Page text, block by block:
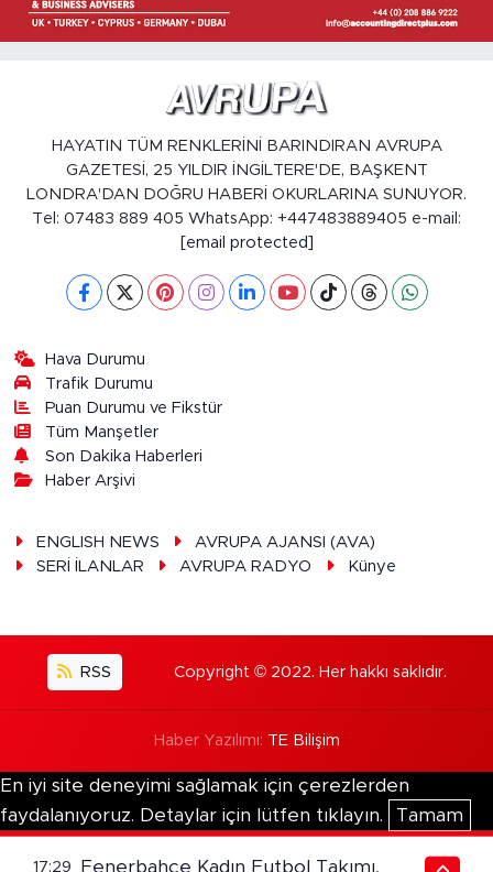
HAYATIN TÜM RENKLERİNİ BARINDIRAN AVRUPA
GAZETESİ, 25 YILDIR İNGİLTERE'DE, BAŞKENT
LONDRA'DAN DOĞRU HABERİ OKURLARINA SUNUYOR.
Tel: 07483 889 405 WhatsApp: +447483889405 e-mail:
[email protected]
Hava Durumu
Trafik Durumu
Puan Durumu ve Fikstür
Tüm Manşetler
Son Dakika Haberleri
Haber Arşivi
ENGLISH NEWS
AVRUPA AJANSI (AVA)
SERİ İLANLAR
AVRUPA RADYO Künye
RSS Copyright © 2022. Her hakkı saklıdır.
Haber Yazılımı: TE Bilişim
En iyi site deneyimi sağlamak için çerezlerden
faydalanıyoruz. Detaylar için lütfen tıklayın.
Tamam
17:29 Fenerbahçe Kadın Futbol Takımı,